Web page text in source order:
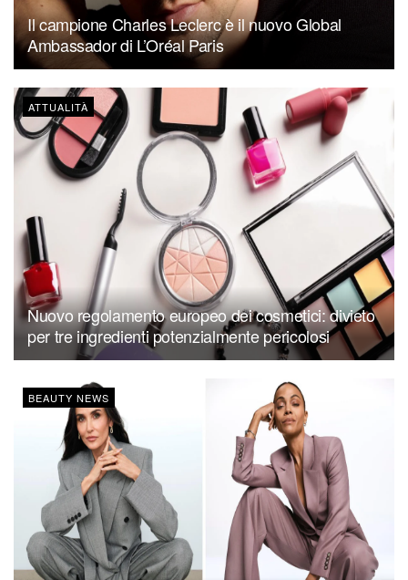
Il campione Charles Leclerc è il nuovo Global
Ambassador di L’Oréal Paris
ATTUALITÀ
Nuovo regolamento europeo dei cosmetici: divieto
per tre ingredienti potenzialmente pericolosi
BEAUTY NEWS